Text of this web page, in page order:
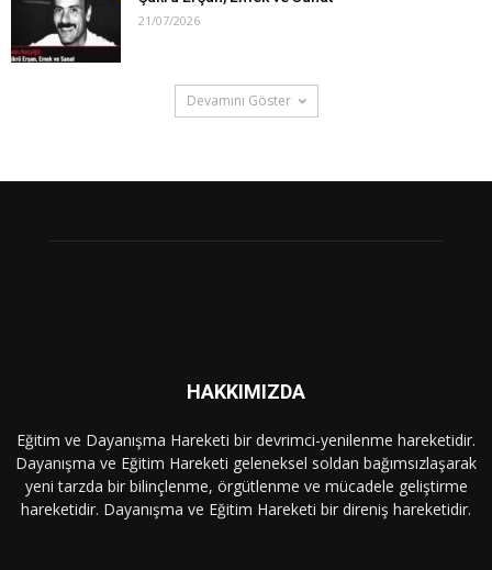
21/07/2026
Devamını Göster
HAKKIMIZDA
Eğitim ve Dayanışma Hareketi bir devrimci-yenilenme hareketidir.
Dayanışma ve Eğitim Hareketi geleneksel soldan bağımsızlaşarak
yeni tarzda bir bilinçlenme, örgütlenme ve mücadele geliştirme
hareketidir. Dayanışma ve Eğitim Hareketi bir direniş hareketidir.